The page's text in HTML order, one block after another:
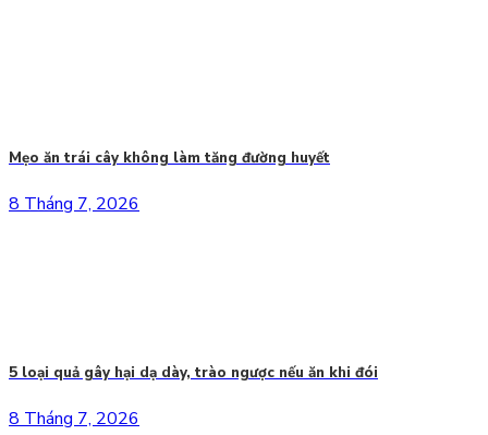
Mẹo ăn trái cây không làm tăng đường huyết
8 Tháng 7, 2026
5 loại quả gây hại dạ dày, trào ngược nếu ăn khi đói
8 Tháng 7, 2026